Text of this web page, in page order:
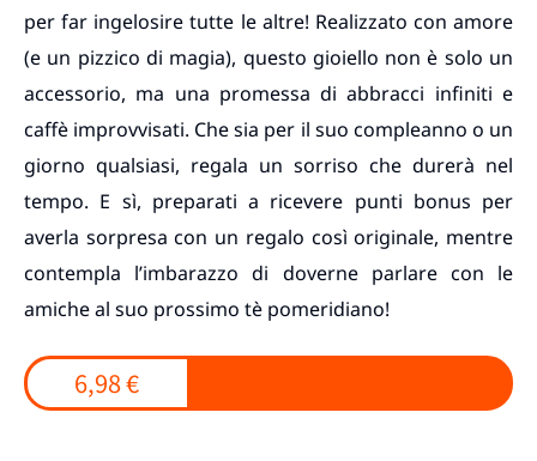
per far ingelosire tutte le altre! Realizzato con amore
(e un pizzico di magia), questo gioiello non è solo un
accessorio, ma una promessa di abbracci infiniti e
caffè improvvisati. Che sia per il suo compleanno o un
giorno qualsiasi, regala un sorriso che durerà nel
tempo. E sì, preparati a ricevere punti bonus per
averla sorpresa con un regalo così originale, mentre
contempla l’imbarazzo di doverne parlare con le
amiche al suo prossimo tè pomeridiano!
6,98 €